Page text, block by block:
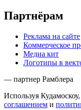
Партнёрам
Реклама на сайте
Коммерческое
Медиа кит
Логотипы в
— партнер Рамблера
Используя
соглашением и